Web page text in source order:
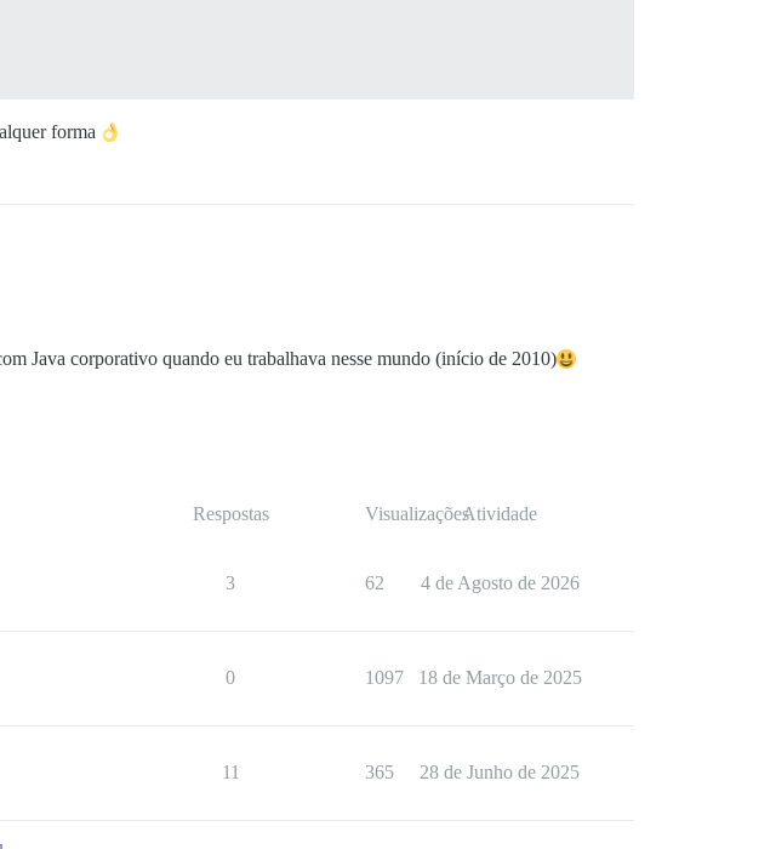
forma
Java corporativo quando eu trabalhava nesse mundo (início de 2010)
Respostas VisualizaçõesAtividade
3 62 4 de Agosto de 2026
0 1097 18 de Março de 2025
11 365 28 de Junho de 2025